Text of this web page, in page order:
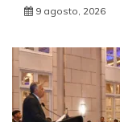
9 agosto, 2026